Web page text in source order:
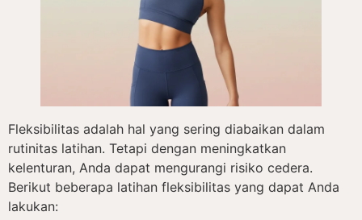
Fleksibilitas adalah hal yang sering diabaikan dalam
rutinitas latihan. Tetapi dengan meningkatkan
kelenturan, Anda dapat mengurangi risiko cedera.
Berikut beberapa latihan fleksibilitas yang dapat Anda
lakukan: